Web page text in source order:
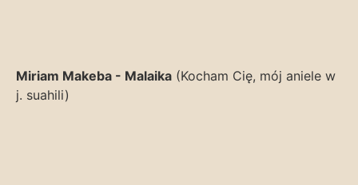
Miriam Makeba - Malaika (Kocham Cię, mój aniele w
j. suahili)